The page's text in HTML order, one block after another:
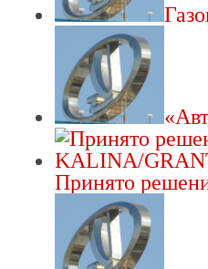
Принято